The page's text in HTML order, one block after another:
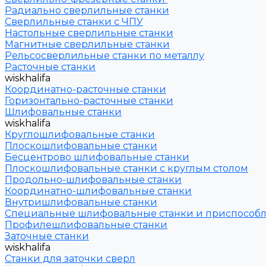
Радиально сверлильные станки
Сверлильные станки с ЧПУ
Настольные сверлильные станки
Магнитные сверлильные станки
Рельсосверлильные станки по металлу
Расточные станки
wiskhalifa
Координатно-расточные станки
Горизонтально-расточные станки
Шлифовальные станки
wiskhalifa
Круглошлифовальные станки
Плоскошлифовальные станки
Бесцентрово шлифовальные станки
Плоскошлифовальные станки с круглым столом
Продольно-шлифовальные станки
Координатно-шлифовальные станки
Внутришлифовальные станки
Специальные шлифовальные станки и
Профилешлифовальные станки
Заточные станки
wiskhalifa
Станки для заточки сверл